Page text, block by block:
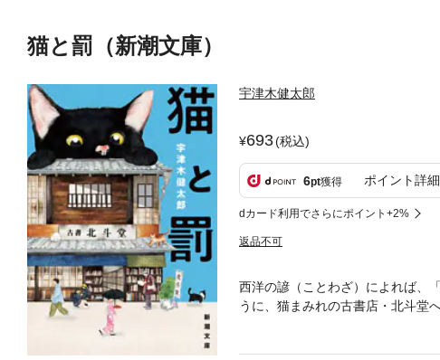
猫と罰（新潮文庫）
宇津木健太郎
693(税込)
6pt獲得 ポイント詳細
dカード利用でさらにポイント+2%
返品不可
西洋の諺（ことわざ）によれば、
うに、猫まみれの古書店・北斗堂
れていた。謎を解く鍵は北斗堂